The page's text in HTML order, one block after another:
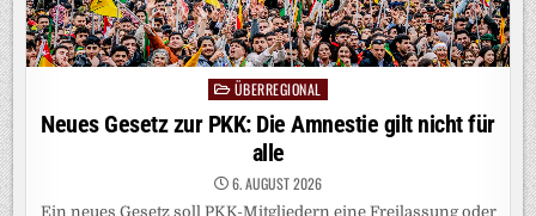
Posted
in
ÜBERREGIONAL
Neues Gesetz zur PKK: Die Amnestie gilt nicht für
alle
6. AUGUST 2026
Ein neues Gesetz soll PKK-Mitgliedern eine Freilassung oder